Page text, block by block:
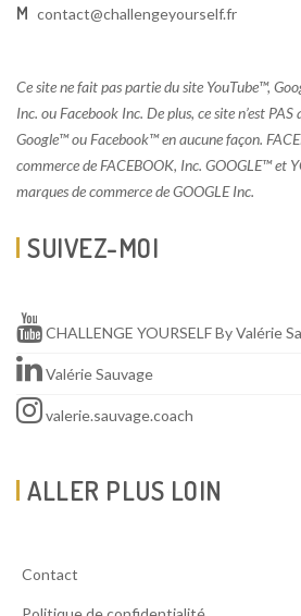
M contact@challengeyourself.fr
Ce site ne fait pas partie du site YouTube™,
Inc. ou Facebook Inc. De plus, ce site n’est
Google™ ou Facebook™ en aucune façon.
commerce de FACEBOOK, Inc. GOOGLE™ et
marques de commerce de GOOGLE Inc.
SUIVEZ-MOI
CHALLENGE YOURSELF By Valérie
Valérie Sauvage
valerie.sauvage.coach
ALLER PLUS LOIN
Contact